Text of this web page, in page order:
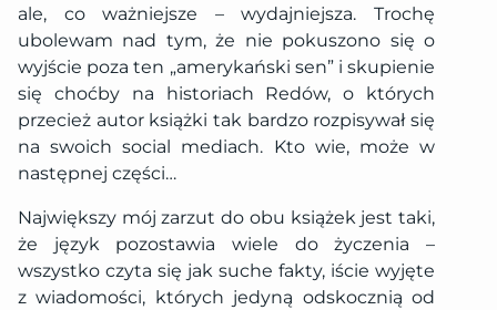
ale, co ważniejsze – wydajniejsza. Trochę
ubolewam nad tym, że nie pokuszono się o
wyjście poza ten „amerykański sen” i skupienie
się choćby na historiach Redów, o których
przecież autor książki tak bardzo rozpisywał się
na swoich social mediach. Kto wie, może w
następnej części…
Największy mój zarzut do obu książek jest taki,
że język pozostawia wiele do życzenia –
wszystko czyta się jak suche fakty, iście wyjęte
z wiadomości, których jedyną odskocznią od